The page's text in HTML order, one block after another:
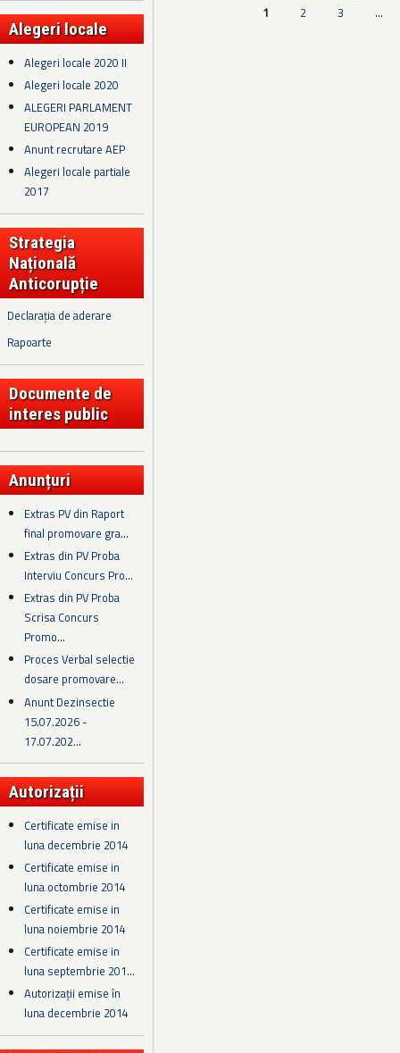
Alegeri locale
Alegeri locale 2020 II
Alegeri locale 2020
ALEGERI PARLAMENT
EUROPEAN 2019
Anunt recrutare AEP
Alegeri locale partiale
2017
Strategia
Națională
Anticorupție
Declarația de aderare
Rapoarte
Documente de
interes public
Anunțuri
Extras PV din Raport
final promovare gra...
Extras din PV Proba
Interviu Concurs Pro...
Extras din PV Proba
Scrisa Concurs
Promo...
Proces Verbal selectie
dosare promovare...
Anunt Dezinsectie
15.07.2026 -
17.07.202...
Autorizații
Certificate emise in
luna decembrie 2014
Certificate emise in
luna octombrie 2014
Certificate emise in
luna noiembrie 2014
Certificate emise in
luna septembrie 201...
Autorizații emise în
luna decembrie 2014
1 2 3 …